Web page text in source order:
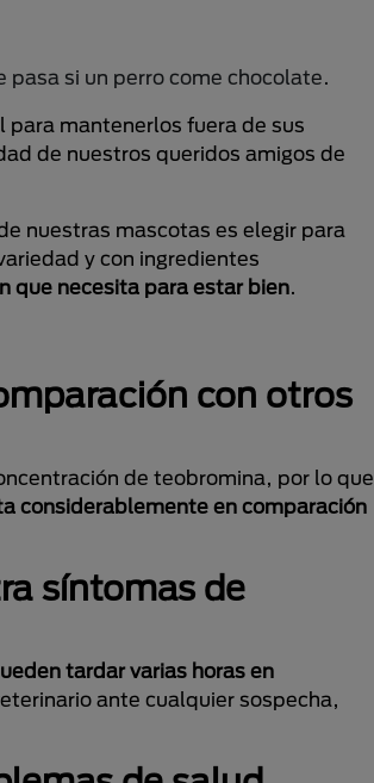
para mantenerlos fuera de sus
de nuestros queridos amigos de
nuestras mascotas es elegir para
y con ingredientes
que necesita para estar bien.
con otros
de teobromina, por lo que
considerablemente en comparación
síntomas de
tardar varias horas en
ante cualquier sospecha,